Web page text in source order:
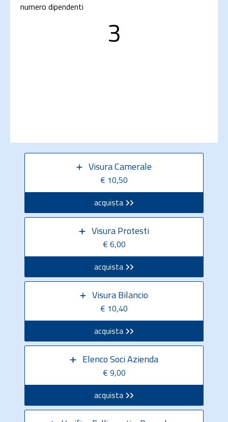
numero dipendenti
3
Visura Camerale
€ 10,50
acquista
Visura Protesti
€ 6,00
acquista
Visura Bilancio
€ 10,40
acquista
Elenco Soci Azienda
€ 9,00
acquista